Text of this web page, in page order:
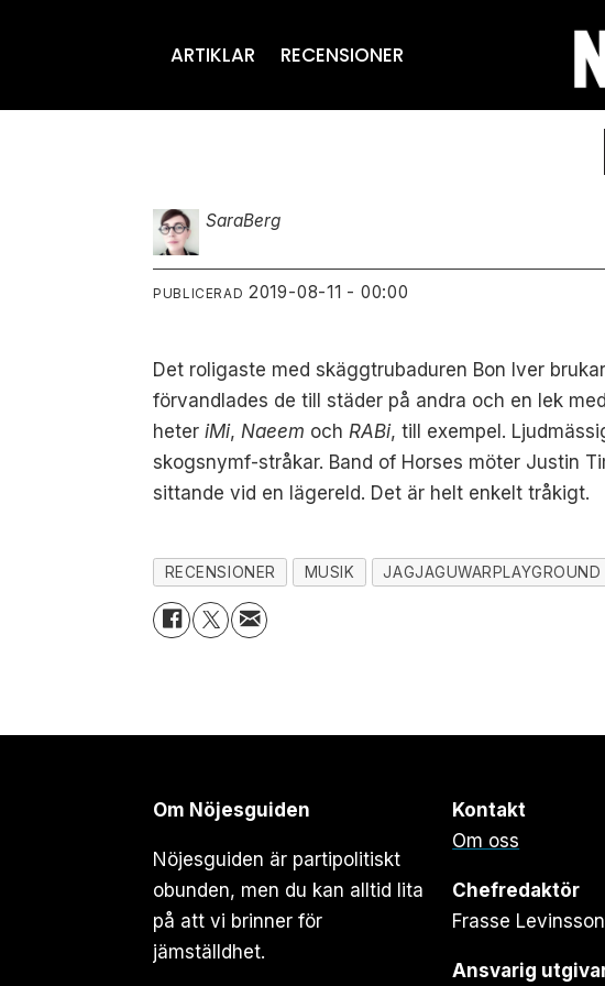
ARTIKLAR RECENSIONER
SaraBerg
PUBLICERAD 2019-08-11 - 00:00
Det roligaste med skäggtrubaduren Bon Iver
förvandlades de till städer på andra och en lek
heteriMi, Naeem och RABi, till exempel.
skogsnymf-stråkar. Band of Horses möter Justin
sittande vid en lägereld. Det är helt enkelt tråkigt.
RECENSIONER MUSIK JAGJAGUWARPLAYGROUND
Om Nöjesguiden
Nöjesguiden är partipolitiskt
obunden, men du kan alltid lita
på att vi brinner för
jämställdhet.
Kontakt
Om oss
Chefredaktör
Frasse Levinsson
Ansvarig